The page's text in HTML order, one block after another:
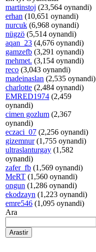
martinstoj (23,564 oynandi)
erhan (10,651 oynandi)
nurcuk (6,968 oynandi)
nügzö (5,514 oynandi)
aqan_23 (4,676 oynandi)
gamzefb (3,291 oynandi)
mehmet. (3,154 oynandi)
reco (3,043 oynandi)
madeinaslan (2,535 oynandi)
charlotte (2,484 oynandi)
EMRED1974 (2,459
oynandi)
cimen gozlum (2,367
oynandi)
eczaci_07 (2,256 oynandi)
gizemnur(1,755 oynandi)
ultraslanturgay (1,582
oynandi)
zafer_fb (1,569 oynandi)
MeRT (1,560 oynandi)
ongun (1,286 oynandi)
ekodzayn (1,223 oynandi)
emre546 (1,095 oynandi)
Ara